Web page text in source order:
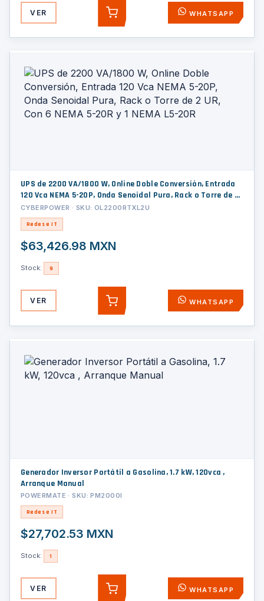
VER AGREGAR WHATSAPP
UPS de 2200 VA/1800 W, Online Doble Conversión, Entrada
120 Vca NEMA 5-20P, Onda Senoidal Pura, Rack o Torre de 2
UR, Con 6 NEMA 5-20R y 1 NEMA L5-20R
CYBERPOWER · SKU: OL2200RTXL2U
Redes e IT
$63,426.98 MXN
Stock: 9
VER AGREGAR WHATSAPP
Generador Inversor Portátil a Gasolina, 1.7 kW, 120vca ,
Arranque Manual
POWERMATE · SKU: PM2000I
Redes e IT
$27,702.53 MXN
Stock: 1
VER AGREGAR WHATSAPP